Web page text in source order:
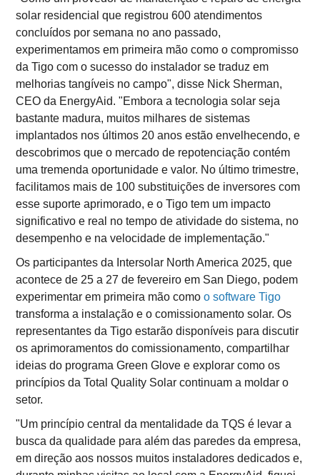
solar residencial que registrou 600 atendimentos
concluídos por semana no ano passado,
experimentamos em primeira mão como o compromisso
da Tigo com o sucesso do instalador se traduz em
melhorias tangíveis no campo", disse Nick Sherman,
CEO da EnergyAid. "Embora a tecnologia solar seja
bastante madura, muitos milhares de sistemas
implantados nos últimos 20 anos estão envelhecendo, e
descobrimos que o mercado de repotenciação contém
uma tremenda oportunidade e valor. No último trimestre,
facilitamos mais de 100 substituições de inversores com
esse suporte aprimorado, e o Tigo tem um impacto
significativo e real no tempo de atividade do sistema, no
desempenho e na velocidade de implementação."
Os participantes da Intersolar North America 2025, que
acontece de 25 a 27 de fevereiro em San Diego, podem
experimentar em primeira mão comoo software Tigo
transforma a instalação e o comissionamento solar. Os
representantes da Tigo estarão disponíveis para discutir
os aprimoramentos do comissionamento, compartilhar
ideias do programa Green Glove e explorar como os
princípios da Total Quality Solar continuam a moldar o
setor.
"Um princípio central da mentalidade da TQS é levar a
busca da qualidade para além das paredes da empresa,
em direção aos nossos muitos instaladores dedicados e,